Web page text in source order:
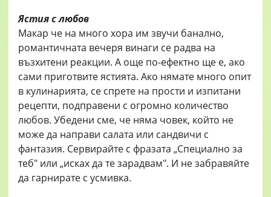
Ястия с любов
Макар че на много хора им звучи банално,
романтичната вечеря винаги се радва на
възхитени реакции. А още по-ефектно ще е, ако
сами приготвите ястията. Ако нямате много опит
в кулинарията, се спрете на прости и изпитани
рецепти, подправени с огромно количество
любов. Убедени сме, че няма човек, който не
може да направи салата или сандвичи с
фантазия. Сервирайте с фразата „Специално за
теб" или „исках да те зарадвам". И не забравяйте
да гарнирате с усмивка.